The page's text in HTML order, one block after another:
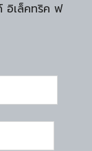
อิเล็คทริค ฟ